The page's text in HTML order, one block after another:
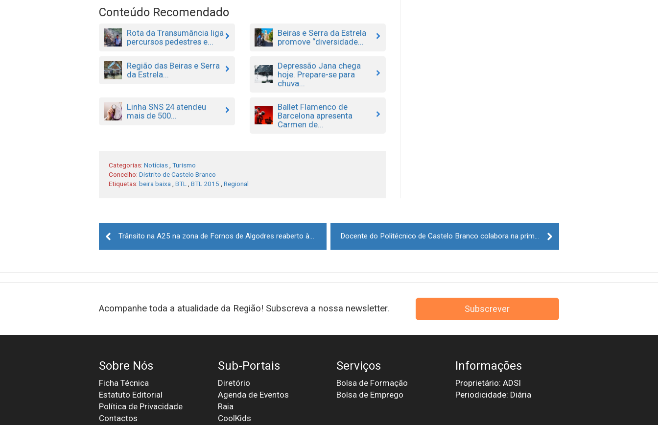
Conteúdo Recomendado
Rota da Transumância liga
percursos pedestres e...
Beiras e Serra da Estrela
promove “diversidade...
Região das Beiras e Serra
da Estrela...
Depressão Jana chega
hoje. Prepare-se para
chuva...
Linha SNS 24 atendeu
mais de 500...
Ballet Flamenco de
Barcelona apresenta
Carmen de...
Categorias: Notícias Turismo
Concelho: Distrito de Castelo Branco
Etiquetas: beira baixa BTL BTL 2015 Regional
navigation
Trânsito na A25 na zona de Fornos de Algodres reaberto às 5h30 Docente do Politécnico de Castelo Branco colabora na primeira norma internacional para a robótica e automação
Acompanhe toda a atualidade da Região! Subscreva a nossa newsletter. Subscrever
Sobre Nós
Ficha Técnica
Estatuto Editorial
Política de Privacidade
Contactos
Sub-Portais
Diretório
Agenda de Eventos
Raia
CoolKids
Serviços
Bolsa de Formação
Bolsa de Emprego
Informações
Proprietário: ADSI
Periodicidade: Diária